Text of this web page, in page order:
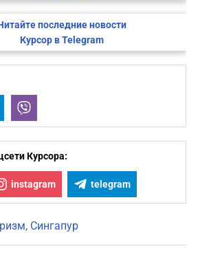
последние новости
Курсор в Telegram
Telegram
Курсора:
instagram telegram
Сингапур